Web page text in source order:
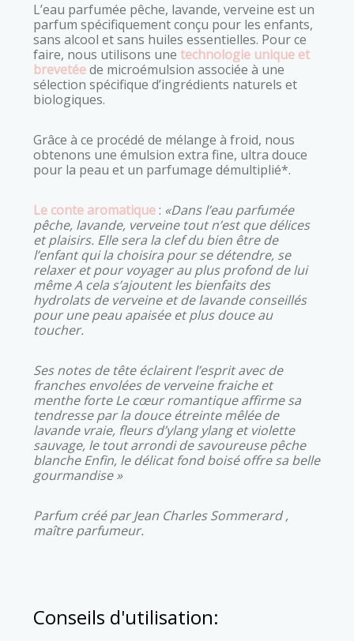
L’eau parfumée pêche, lavande, verveine est un
parfum spécifiquement conçu pour les enfants,
sans alcool et sans huiles essentielles. Pour ce
faire, nous utilisons une technologie unique et
brevetéede microémulsion associée à une
sélection spécifique d’ingrédients naturels et
biologiques.
Grâce à ce procédé de mélange à froid, nous
obtenons une émulsion extra fine, ultra douce
pour la peau et un parfumage démultiplié*.
Le conte aromatique: «Dans l’eau parfumée
pêche, lavande, verveine tout n’est que délices
et plaisirs. Elle sera la clef du bien être de
l’enfant qui la choisira pour se détendre, se
relaxer et pour voyager au plus profond de lui
même A cela s’ajoutent les bienfaits des
hydrolats de verveine et de lavande conseillés
pour une peau apaisée et plus douce au
toucher.
Ses notes de tête éclairent l’esprit avec de
franches envolées de verveine fraiche et
menthe forte Le cœur romantique affirme sa
tendresse par la douce étreinte mêlée de
lavande vraie, fleurs d’ylang ylang et violette
sauvage, le tout arrondi de savoureuse pêche
blanche Enfin, le délicat fond boisé offre sa belle
gourmandise »
Parfum créé par Jean Charles Sommerard ,
maître parfumeur.
Conseils d'utilisation: